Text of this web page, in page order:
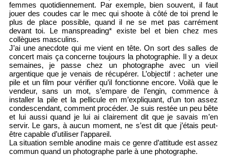
femmes quotidiennement. Par exemple, bien souvent, il faut
jouer des coudes car le mec qui shoote à côté de toi prend le
plus de place possible, quand il ne se met pas carrément
devant toi. Le manspreading* existe bel et bien chez mes
collègues masculins.
J’ai une anecdote qui me vient en tête. On sort des salles de
concert mais ça concerne toujours la photographie. Il y a deux
semaines, je passe chez un photographe avec un vieil
argentique que je venais de récupérer. L’objectif : acheter une
pile et un film pour vérifier qu’il fonctionne encore. Voilà que le
vendeur, sans un mot, s’empare de l’engin, commence à
installer la pile et la pellicule en m’expliquant, d’un ton assez
condescendant, comment procéder. Je suis restée un peu bête
et lui aussi quand je lui ai clairement dit que je savais m’en
servir. Le gars, à aucun moment, ne s’est dit que j’étais peut-
être capable d’utiliser l’appareil.
La situation semble anodine mais ce genre d’attitude est assez
commun quand un photographe parle à une photographe.